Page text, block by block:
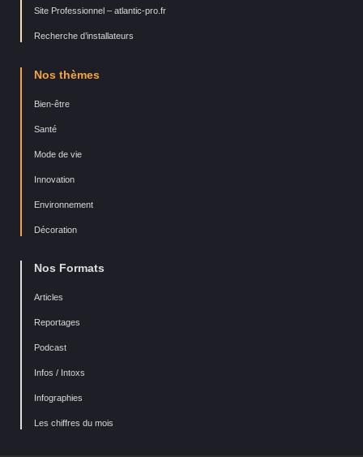
Site Professionnel – atlantic-pro.fr
Recherche d’installateurs
Nos thèmes
Bien-être
Santé
Mode de vie
Innovation
Environnement
Décoration
Nos Formats
Articles
Reportages
Podcast
Infos / Intoxs
Infographies
Les chiffres du mois